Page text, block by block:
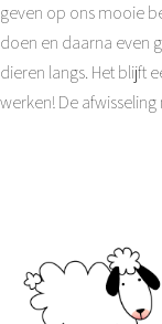
geven op ons mooie
doen en daarna even
dieren langs. Het blijft
werken! De